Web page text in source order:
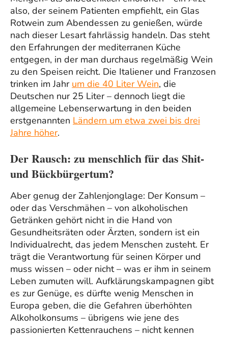
also, der seinem Patienten empfiehlt, ein Glas
Rotwein zum Abendessen zu genießen, würde
nach dieser Lesart fahrlässig handeln. Das steht
den Erfahrungen der mediterranen Küche
entgegen, in der man durchaus regelmäßig Wein
zu den Speisen reicht. Die Italiener und Franzosen
trinken im Jahr um die 40 Liter Wein, die
Deutschen nur 25 Liter – dennoch liegt die
allgemeine Lebenserwartung in den beiden
erstgenannten Ländern um etwa zwei bis drei
Jahre höher.
Der Rausch: zu menschlich für das Shit-
und Bückbürgertum?
Aber genug der Zahlenjonglage: Der Konsum –
oder das Verschmähen – von alkoholischen
Getränken gehört nicht in die Hand von
Gesundheitsräten oder Ärzten, sondern ist ein
Individualrecht, das jedem Menschen zusteht. Er
trägt die Verantwortung für seinen Körper und
muss wissen – oder nicht – was er ihm in seinem
Leben zumuten will. Aufklärungskampagnen gibt
es zur Genüge, es dürfte wenig Menschen in
Europa geben, die die Gefahren überhöhten
Alkoholkonsums – übrigens wie jene des
passionierten Kettenrauchens – nicht kennen